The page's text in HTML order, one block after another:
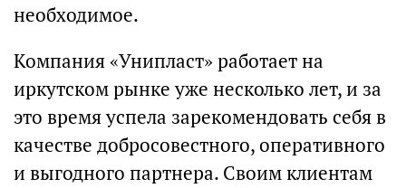
необходимое.
Компания «Унипласт» работает на
иркутском рынке уже несколько лет, и за
это время успела зарекомендовать себя в
качестве добросовестного, оперативного
и выгодного партнера. Своим клиентам